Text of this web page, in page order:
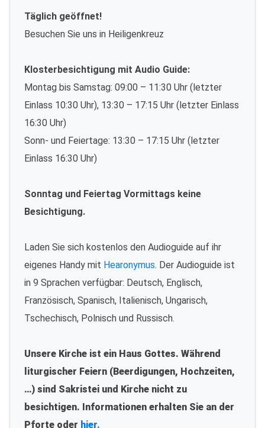
Täglich geöffnet!
Besuchen Sie uns in Heiligenkreuz
Klosterbesichtigung mit Audio Guide:
Montag bis Samstag: 09:00 – 11:30 Uhr (letzter
Einlass 10:30 Uhr), 13:30 – 17:15 Uhr (letzter Einlass
16:30 Uhr)
Sonn- und Feiertage: 13:30 – 17:15 Uhr (letzter
Einlass 16:30 Uhr)
Sonntag und Feiertag Vormittags keine
Besichtigung.
Laden Sie sich kostenlos den Audioguide auf ihr
eigenes Handy mit Hearonymus. Der Audioguide ist
in 9 Sprachen verfügbar: Deutsch, Englisch,
Französisch, Spanisch, Italienisch, Ungarisch,
Tschechisch, Polnisch und Russisch.
Unsere Kirche ist ein Haus Gottes. Während
liturgischer Feiern (Beerdigungen, Hochzeiten,
…) sind Sakristei und Kirche nicht zu
besichtigen. Informationen erhalten Sie an der
Pforte oder hier.